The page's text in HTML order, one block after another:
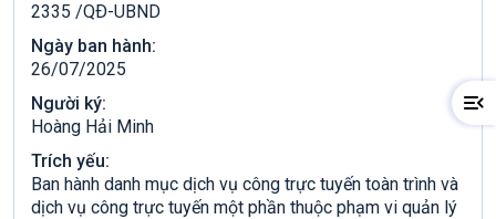
2335 /QÐ-UBND
Ngày ban hành:
26/07/2025
Người ký:
Hoàng Hải Minh
Trích yếu:
Ban hành danh mục dịch vụ công trực tuyến toàn trình và
dịch vụ công trực tuyến một phần thuộc phạm vi quản lý